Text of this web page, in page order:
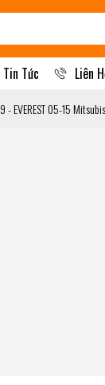
Tin Tức Liên
EVEREST 05-15